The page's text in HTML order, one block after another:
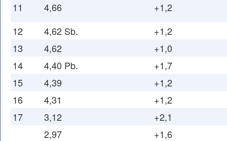
11
4,66
+1,2
12
4,62 Sb.
+1,2
13
4,62
+1,0
14
4,40 Pb.
+1,7
15
4,39
+1,2
16
4,31
+1,2
17
3,12
+2,1
2,97
+1,6